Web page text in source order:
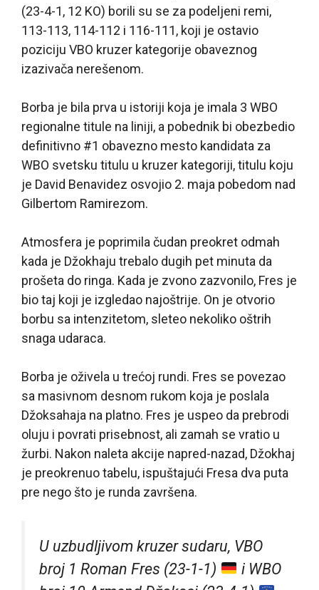
(23-4-1, 12 KO) borili su se za podeljeni remi,
113-113, 114-112 i 116-111, koji je ostavio
poziciju VBO kruzer kategorije obaveznog
izazivača nerešenom.
Borba je bila prva u istoriji koja je imala 3 WBO
regionalne titule na liniji, a pobednik bi obezbedio
definitivno #1 obavezno mesto kandidata za
WBO svetsku titulu u kruzer kategoriji, titulu koju
je David Benavidez osvojio 2. maja pobedom nad
Gilbertom Ramirezom.
Atmosfera je poprimila čudan preokret odmah
kada je Džokhaju trebalo dugih pet minuta da
prošeta do ringa. Kada je zvono zazvonilo, Fres je
bio taj koji je izgledao najoštrije. On je otvorio
borbu sa intenzitetom, sleteo nekoliko oštrih
snaga udaraca.
Borba je oživela u trećoj rundi. Fres se povezao
sa masivnom desnom rukom koja je poslala
Džoksahaja na platno. Fres je uspeo da prebrodi
oluju i povrati prisebnost, ali zamah se vratio u
žurbi. Nakon naleta akcije napred-nazad, Džokhaj
je preokrenuo tabelu, ispuštajući Fresa dva puta
pre nego što je runda završena.
U uzbudljivom kruzer sudaru, VBO
broj 1 Roman Fres (23-1-1)
i WBO